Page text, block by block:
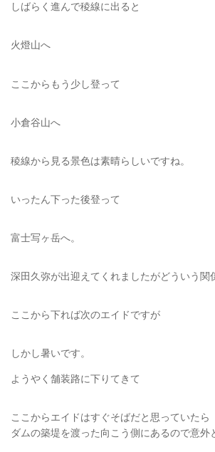
しばらく進んで稜線に出ると
火燈山へ
ここからもう少し登って
小倉谷山へ
稜線から見る景色は素晴らしいですね。
いったん下った後登って
富士写ヶ岳へ。
深田久弥が出迎えてくれましたがどういう関
ここから下れば次のエイドですが
しかし暑いです。
ようやく舗装路に下りてきて
ここからエイドはすぐそばだと思っていたら
ダムの築堤を渡った向こう側にあるので意外